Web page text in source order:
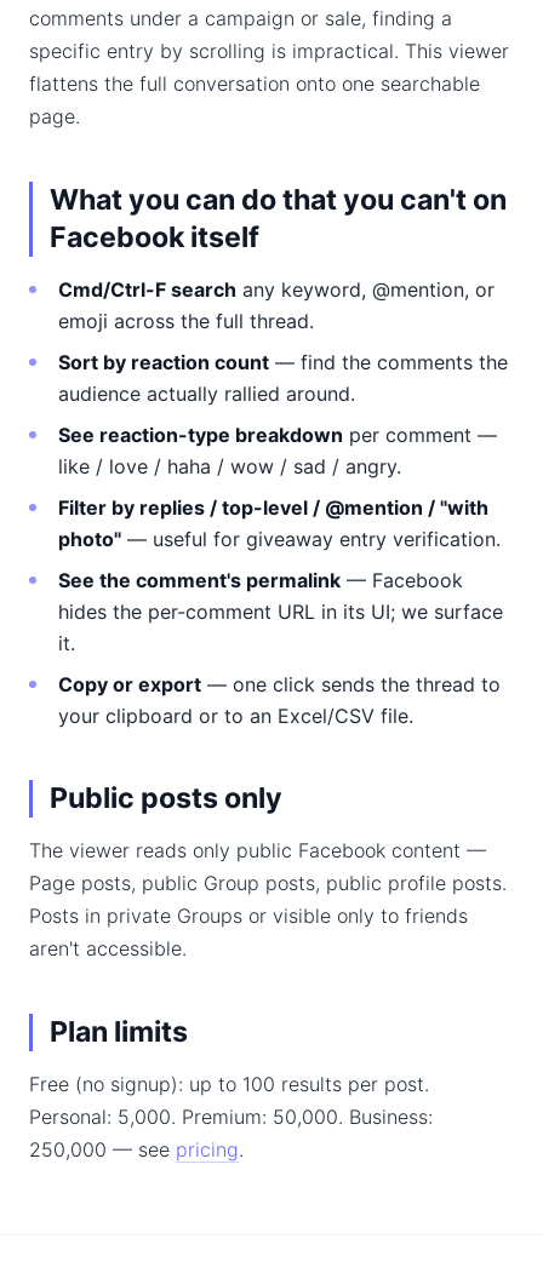
comments under a campaign or sale, finding a
specific entry by scrolling is impractical. This viewer
flattens the full conversation onto one searchable
page.
What you can do that you can't on
Facebook itself
Cmd/Ctrl-F search any keyword, @mention, or
emoji across the full thread.
Sort by reaction count — find the comments the
audience actually rallied around.
See reaction-type breakdown per comment —
like / love / haha / wow / sad / angry.
Filter by replies / top-level / @mention / "with
photo" — useful for giveaway entry verification.
See the comment's permalink — Facebook
hides the per-comment URL in its UI; we surface
it.
Copy or export — one click sends the thread to
your clipboard or to an Excel/CSV file.
Public posts only
The viewer reads only public Facebook content —
Page posts, public Group posts, public profile posts.
Posts in private Groups or visible only to friends
aren't accessible.
Plan limits
Free (no signup): up to 100 results per post.
Personal: 5,000. Premium: 50,000. Business:
250,000 — see pricing.